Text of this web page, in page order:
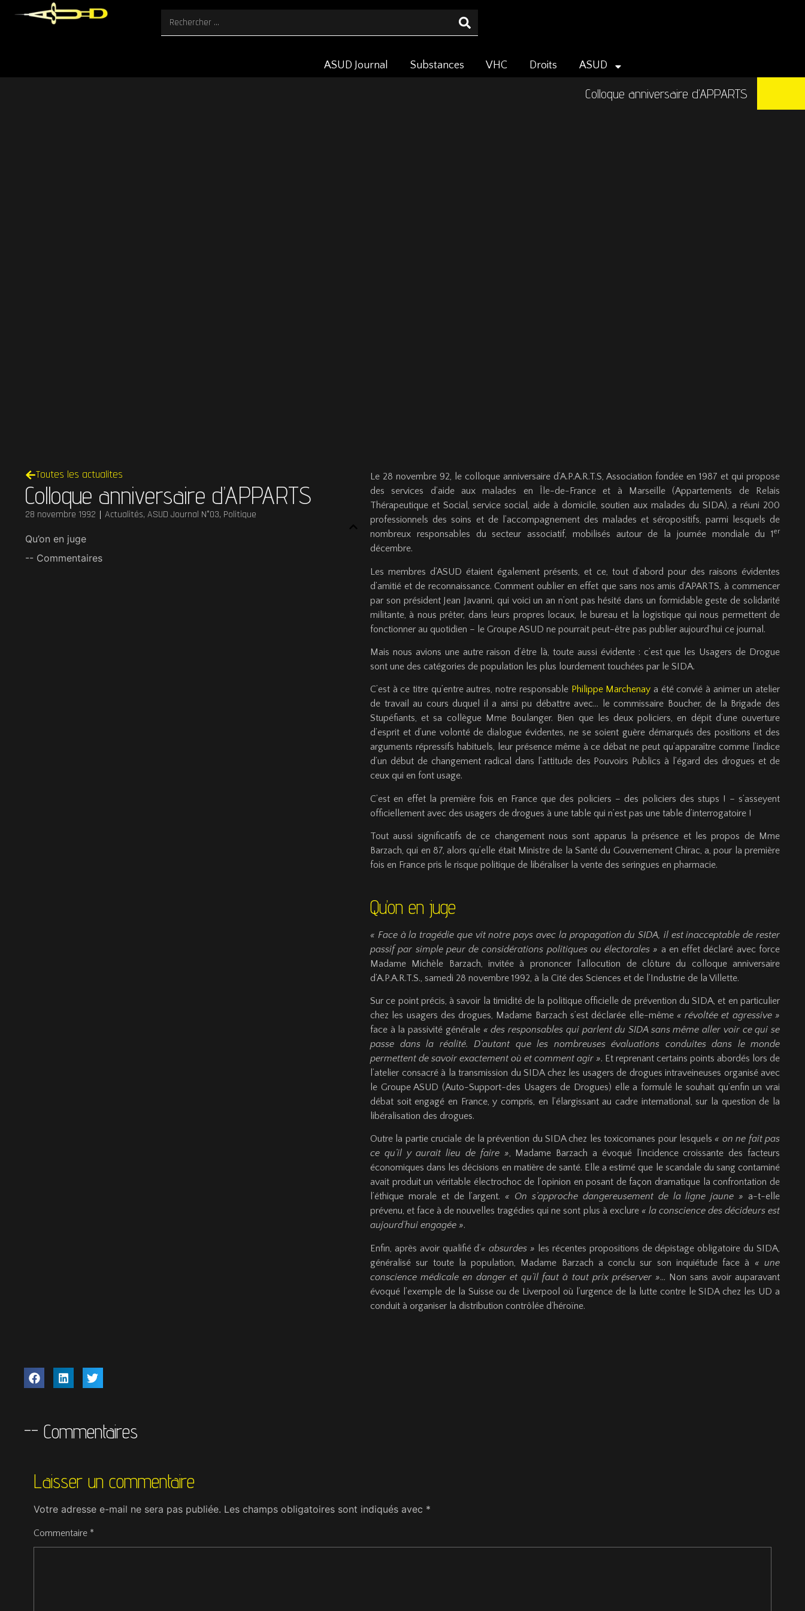
ASUD Journal Substances VHC Droits ASUD
Colloque anniversaire d’APPARTS
Toutes les actualites
Colloque anniversaire d’APPARTS
28 novembre 1992 Actualités, ASUD Journal N°03, Politique
Qu’on en juge
-- Commentaires
Le 28 novembre 92, le colloque anniversaire d’A.P.A.R.T.S, Association fondée en 1987 et qui propose
des services d’aide aux malades en Île-de-France et à Marseille (Appartements de Relais
Thérapeutique et Social, service social, aide à domicile, soutien aux malades du SIDA), a réuni 200
professionnels des soins et de l’accompagnement des malades et séropositifs, parmi lesquels de
nombreux responsables du secteur associatif, mobilisés autour de la journée mondiale du 1er
décembre.
Les membres d’ASUD étaient également présents, et ce, tout d’abord pour des raisons évidentes
d’amitié et de reconnaissance. Comment oublier en effet que sans nos amis d’APARTS, à commencer
par son président Jean Javanni, qui voici un an n’ont pas hésité dans un formidable geste de solidarité
militante, à nous prêter, dans leurs propres locaux, le bureau et la logistique qui nous permettent de
fonctionner au quotidien – le Groupe ASUD ne pourrait peut-être pas publier aujourd’hui ce journal.
Mais nous avions une autre raison d’être là, toute aussi évidente : c’est que les Usagers de Drogue
sont une des catégories de population les plus lourdement touchées par le SIDA.
C’est à ce titre qu’entre autres, notre responsable Philippe Marchenay a été convié à animer un atelier
de travail au cours duquel il a ainsi pu débattre avec… le commissaire Boucher, de la Brigade des
Stupéfiants, et sa collègue Mme Boulanger. Bien que les deux policiers, en dépit d’une ouverture
d’esprit et d’une volonté de dialogue évidentes, ne se soient guère démarqués des positions et des
arguments répressifs habituels, leur présence même à ce débat ne peut qu’apparaître comme l’indice
d’un début de changement radical dans l’attitude des Pouvoirs Publics à l’égard des drogues et de
ceux qui en font usage.
C’est en effet la première fois en France que des policiers – des policiers des stups ! – s’asseyent
officiellement avec des usagers de drogues à une table qui n’est pas une table d’interrogatoire !
Tout aussi significatifs de ce changement nous sont apparus la présence et les propos de Mme
Barzach, qui en 87, alors qu’elle était Ministre de la Santé du Gouvernement Chirac, a, pour la première
fois en France pris le risque politique de libéraliser la vente des seringues en pharmacie.
Qu’on en juge
« Face à la tragédie que vit notre pays avec la propagation du SIDA, il est inacceptable de rester
passif par simple peur de considérations politiques ou électorales » a en effet déclaré avec force
Madame Michèle Barzach, invitée à prononcer l’allocution de clôture du colloque anniversaire
d’A.P.A.R.T.S., samedi 28 novembre 1992, à la Cité des Sciences et de l’Industrie de la Villette.
Sur ce point précis, à savoir la timidité de la politique officielle de prévention du SIDA, et en particulier
chez les usagers des drogues, Madame Barzach s’est déclarée elle-même « révoltée et agressive »
face à la passivité générale « des responsables qui parlent du SIDA sans même aller voir ce qui se
passe dans la réalité. D’autant que les nombreuses évaluations conduites dans le monde
permettent de savoir exactement où et comment agir ». Et reprenant certains points abordés lors de
l’atelier consacré à la transmission du SIDA chez les usagers de drogues intraveineuses organisé avec
le Groupe ASUD (Auto-Support-des Usagers de Drogues) elle a formulé le souhait qu’enfin un vrai
débat soit engagé en France, y compris, en l’élargissant au cadre international, sur la question de la
libéralisation des drogues.
Outre la partie cruciale de la prévention du SIDA chez les toxicomanes pour lesquels « on ne fait pas
ce qu’il y aurait lieu de faire », Madame Barzach a évoqué l’incidence croissante des facteurs
économiques dans les décisions en matière de santé. Elle a estimé que le scandale du sang contaminé
avait produit un véritable électrochoc de l’opinion en posant de façon dramatique la confrontation de
l’éthique morale et de l’argent. « On s’approche dangereusement de la ligne jaune » a-t-elle
prévenu, et face à de nouvelles tragédies qui ne sont plus à exclure « la conscience des décideurs est
aujourd’hui engagée ».
Enfin, après avoir qualifié d’« absurdes » les récentes propositions de dépistage obligatoire du SIDA,
généralisé sur toute la population, Madame Barzach a conclu sur son inquiétude face à « une
conscience médicale en danger et qu’il faut à tout prix préserver »… Non sans avoir auparavant
évoqué l’exemple de la Suisse ou de Liverpool où l’urgence de la lutte contre le SIDA chez les UD a
conduit à organiser la distribution contrôlée d’héroïne.
-- Commentaires
Laisser un commentaire
Votre adresse e-mail ne sera pas publiée. Les champs obligatoires sont indiqués avec *
Commentaire *